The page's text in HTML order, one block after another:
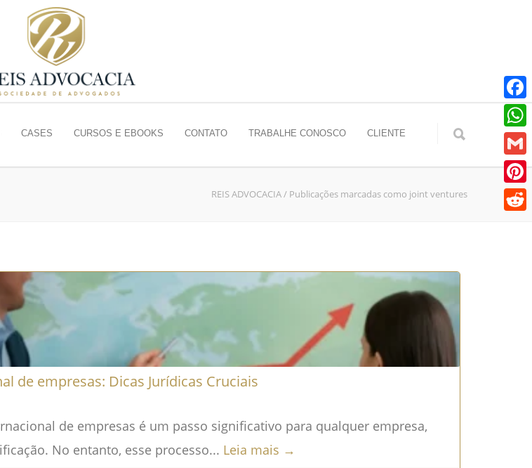
CASES CURSOS E EBOOKS CONTATO TRABALHE CONOSCO CLIENTE
REIS ADVOCACIA/ Publicações marcadas como joint ventures
de empresas: Dicas Jurídicas Cruciais
de empresas é um passo significativo para qualquer empresa,
No entanto, esse processo... Leia mais →
Gmail